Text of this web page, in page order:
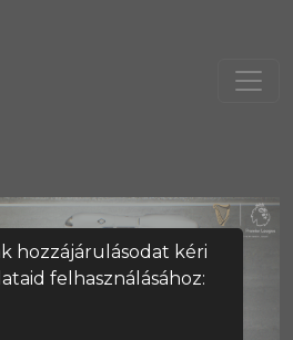
hozzájárulásodat kéri
felhasználásához: